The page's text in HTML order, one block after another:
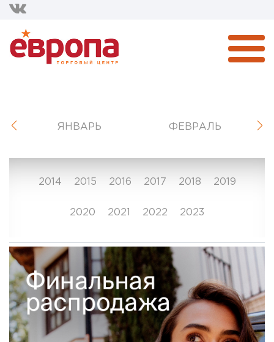
ЯНВАРЬ ФЕВРАЛЬ
2014 2015 2016 2017 2018 2019
2020 2021 2022 2023